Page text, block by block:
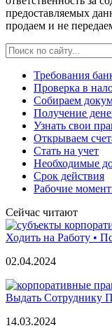
предоставляемых
продаем и не
Требования
Проверка в
Собираем
Получение
Узнать свои
Открываем
Стать на учет
Необходимые
Срок действия
Рабочие
Сейчас читают
Ходить на Работу •
02.04.2024
Выдать Сотруднику
14.03.2024